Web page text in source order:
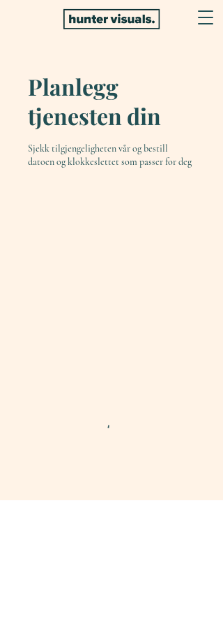
Planlegg
tjenesten din
Sjekk tilgjengeligheten vår og bestill
datoen og klokkeslettet som passer for deg